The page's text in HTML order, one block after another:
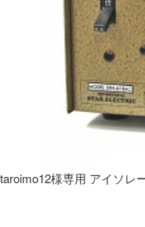
taroimo12様専用 アイソレ